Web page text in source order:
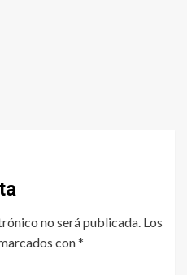
no será publicada. Los
con*